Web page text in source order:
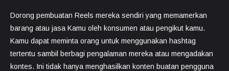
Dorong pembuatan Reels mereka sendiri yang memamerkan
barang atau jasa Kamu oleh konsumen atau pengikut kamu.
Kamu dapat meminta orang untuk menggunakan hashtag
tertentu sambil berbagi pengalaman mereka atau mengadakan
kontes. Ini tidak hanya menghasilkan konten buatan pengguna